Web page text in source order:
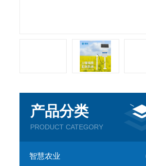
产品分类
PRODUCT CATEGORY
智慧农业